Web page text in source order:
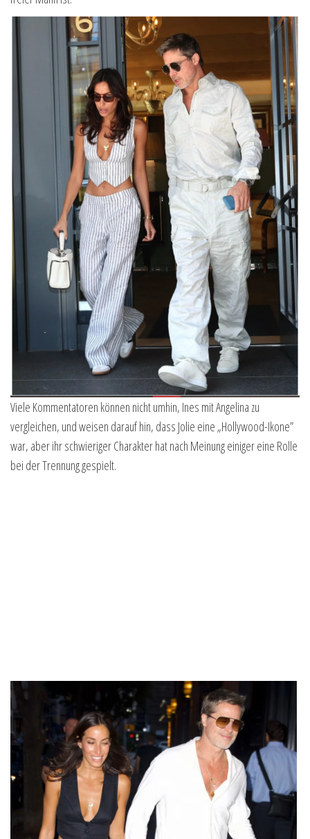
Viele Kommentatoren können nicht umhin, Ines mit Angelina zu
vergleichen, und weisen darauf hin, dass Jolie eine „Hollywood-Ikone”
war, aber ihr schwieriger Charakter hat nach Meinung einiger eine Rolle
bei der Trennung gespielt.